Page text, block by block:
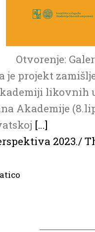
Otvorenje:
je projekt
likovnih
Akademije
[…]
2023./